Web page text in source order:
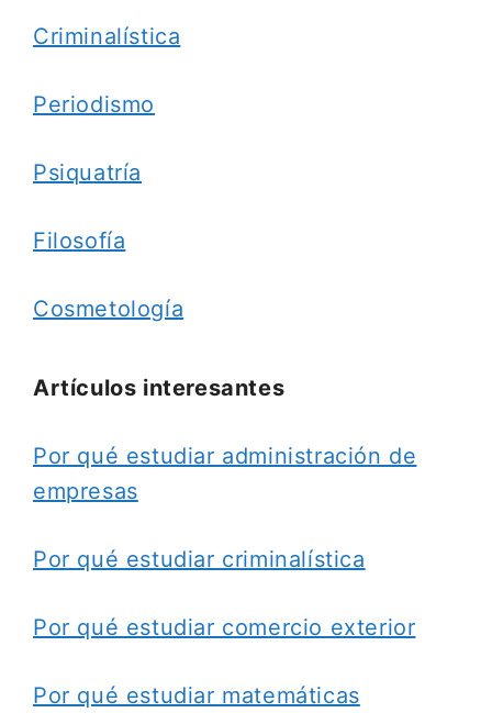
Criminalística
Periodismo
Psiquatría
Filosofía
Cosmetología
Artículos interesantes
Por qué estudiar administración de
empresas
Por qué estudiar criminalística
Por qué estudiar comercio exterior
Por qué estudiar matemáticas